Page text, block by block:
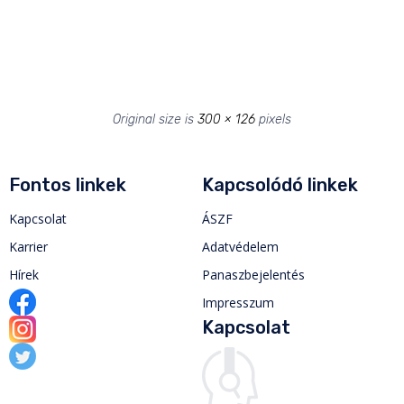
Original size is 300 × 126 pixels
Fontos linkek
Kapcsolat
Karrier
Hírek
Kapcsolódó linkek
ÁSZF
Adatvédelem
Panaszbejelentés
Impresszum
Kapcsolat